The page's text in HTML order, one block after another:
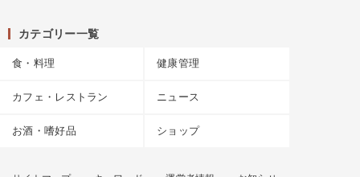
カテゴリー一覧
食・料理 健康管理
カフェ・レストラン ニュース
お酒・嗜好品 ショップ